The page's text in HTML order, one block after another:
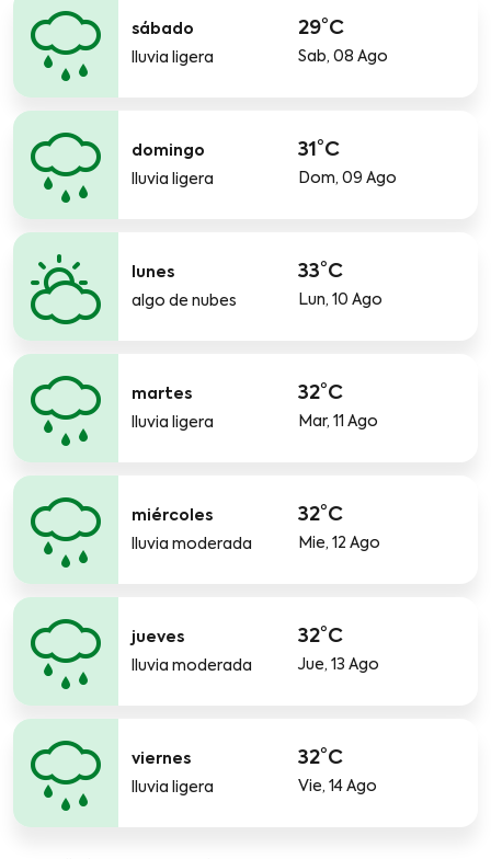
sábado
lluvia ligera
29°C
Sab, 08 Ago
domingo
lluvia ligera
31°C
Dom, 09 Ago
lunes
algo de nubes
33°C
Lun, 10 Ago
martes
lluvia ligera
32°C
Mar, 11 Ago
miércoles
lluvia moderada
32°C
Mie, 12 Ago
jueves
lluvia moderada
32°C
Jue, 13 Ago
viernes
lluvia ligera
32°C
Vie, 14 Ago